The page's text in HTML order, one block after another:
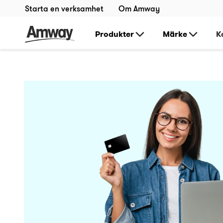
Starta en verksamhet Om Amway
Produkter Märke